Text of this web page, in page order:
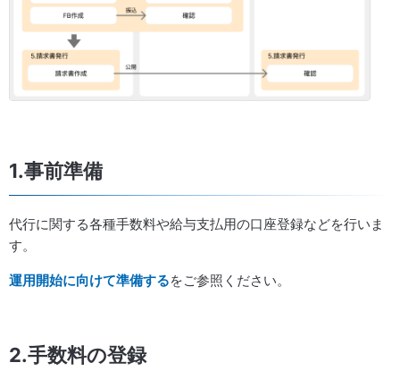
1.事前準備
代行に関する各種手数料や給与支払用の口座登録などを行いま
す。
運用開始に向けて準備するをご参照ください。
2.手数料の登録